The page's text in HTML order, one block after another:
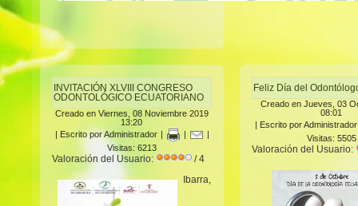
INVITACIÓN XLVIII CONGRESO
ODONTOLÓGICO ECUATORIANO
Creado en Viernes, 08 Noviembre 2019
13:20
| Escrito por Administrador | |
|
Visitas: 6213
Valoración del Usuario:
/ 4
Ibarra,
Feliz Día del
Creado en Jueves, 03
08:01
| Escrito por Administrador
Visitas: 5505
Valoración del Usuario: